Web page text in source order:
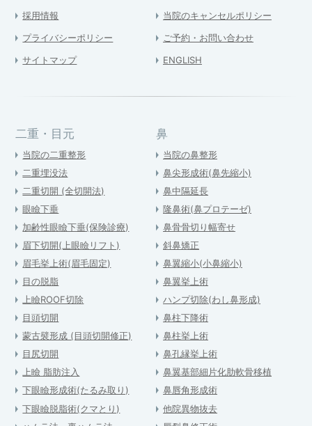
採用情報 当院のキャンセルポリシー
プライバシーポリシー ご予約・お問い合わせ
サイトマップ ENGLISH
二重・目元
当院の二重整形
二重埋没法
二重切開 (全切開法)
眼瞼下垂
加齢性眼瞼下垂(保険診療)
眉下切開(上眼瞼リフト)
眉毛挙上術(眉毛固定)
目の脱脂
上瞼ROOF切除
目頭切開
蒙古襞形成 (目頭切開修正)
目尻切開
上瞼 脂肪注入
下眼瞼形成術(たるみ取り)
下眼瞼脱脂術(クマとり)
鼻
当院の鼻整形
鼻尖形成術(鼻先縮小)
鼻中隔延長
隆鼻術(鼻プロテーゼ)
鼻骨骨切り幅寄せ
斜鼻矯正
鼻翼縮小(小鼻縮小)
鼻翼挙上術
ハンプ切除(わし鼻形成)
鼻柱下降術
鼻柱挙上術
鼻孔縁挙上術
鼻翼基部細片化肋軟骨移植
鼻唇角形成術
他院異物抜去